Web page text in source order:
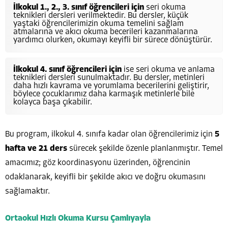
İlkokul 1., 2., 3. sınıf öğrencileri için seri okuma
teknikleri dersleri verilmektedir. Bu dersler, küçük
yaştaki öğrencilerimizin okuma temelini sağlam
atmalarına ve akıcı okuma becerileri kazanmalarına
yardımcı olurken, okumayı keyifli bir sürece dönüştürür.
İlkokul 4. sınıf öğrencileri için ise seri okuma ve anlama
teknikleri dersleri sunulmaktadır. Bu dersler, metinleri
daha hızlı kavrama ve yorumlama becerilerini geliştirir,
böylece çocuklarımız daha karmaşık metinlerle bile
kolayca başa çıkabilir.
Bu program, ilkokul 4. sınıfa kadar olan öğrencilerimiz için 5
hafta ve 21 ders sürecek şekilde özenle planlanmıştır. Temel
amacımız; göz koordinasyonu üzerinden, öğrencinin
odaklanarak, keyifli bir şekilde akıcı ve doğru okumasını
sağlamaktır.
Ortaokul Hızlı Okuma Kursu Çamlıyayla